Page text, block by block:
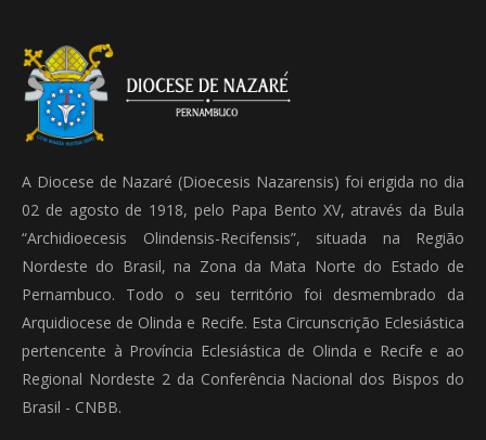
A Diocese de Nazaré (Dioecesis Nazarensis) foi erigida no dia
02 de agosto de 1918, pelo Papa Bento XV, através da Bula
“Archidioecesis Olindensis-Recifensis”, situada na Região
Nordeste do Brasil, na Zona da Mata Norte do Estado de
Pernambuco. Todo o seu território foi desmembrado da
Arquidiocese de Olinda e Recife. Esta Circunscrição Eclesiástica
pertencente à Província Eclesiástica de Olinda e Recife e ao
Regional Nordeste 2 da Conferência Nacional dos Bispos do
Brasil - CNBB.